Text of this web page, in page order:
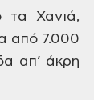
τα Χανιά,
από 7.000
απ’ άκρη